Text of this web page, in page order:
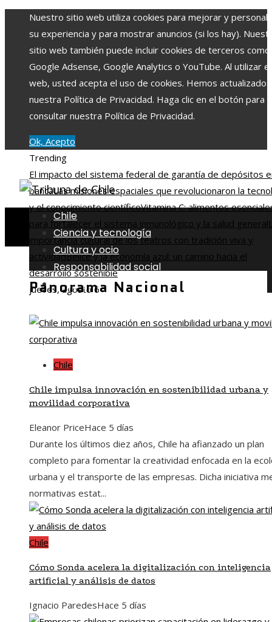
Nuestro sitio web utiliza cookies para mejorar y
su experiencia y para mostrar anuncios (si los hay).
sitio web también puede incluir cookies de terceros como
Google Adsense, Google Analytics o YouTube. Al utilizar
web, usted acepta el uso de cookies. Hemos actualizado
nuestra Política de Privacidad. Haga clic en el botón para
consultar nuestra Política de Privacidad.
Ok, Acepto
Trending
El impacto del sistema federal de garantía de depósitos
bancaLas misiones espaciales que revolucionaron la
y el conocimiento científicoVitamina C: alimentos
para fortalecer el sistema inmunológico y la salud general
importancia cultural de los teatros con tradición viva y
actividadBelice y la economía azul: un camino hacia el
desarrollo sostenible
jueves, agosto 6
Chile
Ciencia y tecnología
Cultura y ocio
Responsabilidad social
Inversiones y negocios
Panorama Nacional
Chile
Chile impulsa innovación en sostenibilidad urbana y
movilidad corporativa
Eleanor PriceHace 5 días
Durante los últimos diez años, Chile ha afianzado un plan
completo para fomentar la creatividad enfocada en la
urbana y el transporte de las empresas. Dicha iniciativa
normativas estat...
Chile
Cómo Sonda acelera la digitalización con inteligencia
artificial y análisis de datos
Ignacio ParedesHace 5 días